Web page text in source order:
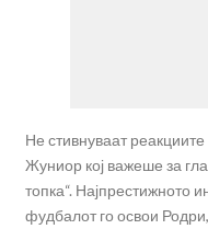
Не стивнуваат
Жуниор кој важеше за
топка“. Најпрестижното
фудбалот го освои